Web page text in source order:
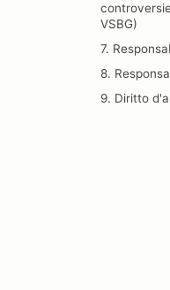
VSBG)
7.
8.
9. Diritto